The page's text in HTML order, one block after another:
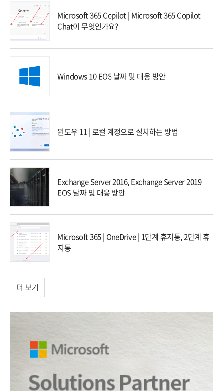
Microsoft 365 Copilot | Microsoft 365 Copilot
Chat이 무엇인가요?
Windows 10 EOS 날짜 및 대응 방안
윈도우 11 | 로컬 계정으로 설치하는 방법
Exchange Server 2016, Exchange Server 2019
EOS 날짜 및 대응 방안
Microsoft 365 | OneDrive | 1단계 휴지통, 2단계 휴
지통
더 보기